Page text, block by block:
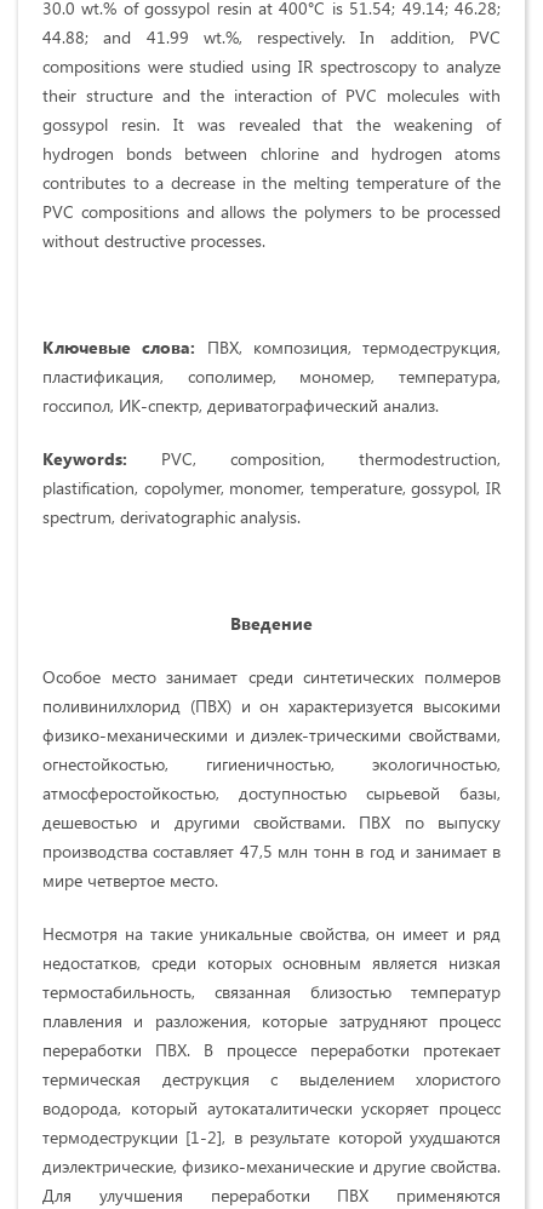
30.0 wt.% of gossypol resin at 400°C is 51.54; 49.14; 46.28;
44.88; and 41.99 wt.%, respectively. In addition, PVC
compositions were studied using IR spectroscopy to analyze
their structure and the interaction of PVC molecules with
gossypol resin. It was revealed that the weakening of
hydrogen bonds between chlorine and hydrogen atoms
contributes to a decrease in the melting temperature of the
PVC compositions and allows the polymers to be processed
without destructive processes.
Ключевые слова: ПВХ, композиция, термодеструкция,
пластификация, сополимер, мономер, температура,
госсипол, ИК-спектр, дериватографический анализ.
Keywords: PVC, composition, thermodestruction,
plastification, copolymer, monomer, temperature, gossypol, IR
spectrum, derivatographic analysis.
Введение
Особое место занимает среди синтетических полмеров
поливинилхлорид (ПВХ) и он характеризуется высокими
физико-механическими и диэлек-трическими свойствами,
огнестойкостью, гигиеничностью, экологичностью,
атмосферостойкостью, доступностью сырьевой базы,
дешевостью и другими свойствами. ПВХ по выпуску
производства составляет 47,5 млн тонн в год и занимает в
мире четвертое место.
Несмотря на такие уникальные свойства, он имеет и ряд
недостатков, среди которых основным является низкая
термостабильность, связанная близостью температур
плавления и разложения, которые затрудняют процесс
переработки ПВХ. В процессе переработки протекает
термическая деструкция с выделением хлористого
водорода, который аутокаталитически ускоряет процесс
термодеструкции [1-2], в результате которой ухудшаются
диэлектрические, физико-механические и другие свойства.
Для улучшения переработки ПВХ применяются